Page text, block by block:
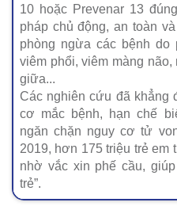
10 hoặc Prevenar 13
pháp chủ động, an toàn
phòng ngừa các bệnh
viêm phổi, viêm màng
giữa...
Các nghiên cứu đã khẳng
cơ mắc bệnh, hạn chế
ngăn chặn nguy cơ tử
2019, hơn 175 triệu trẻ
nhờ vắc xin phế cầu,
trẻ”.